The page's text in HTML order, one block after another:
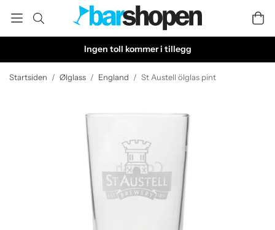
Ingen toll kommer i tillegg
Startsiden / Ølglass / England / St Austell ölglas pint